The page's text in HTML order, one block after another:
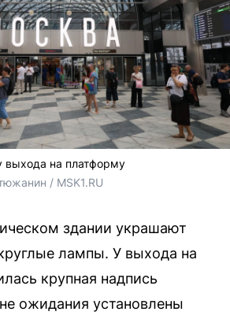
выхода на платформу
/ MSK1.RU
здании украшают
лампы. У выхода на
крупная надпись
ожидания установлены